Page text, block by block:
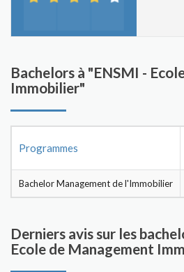
Bachelors à "ENSMI -
Immobilier"
Programmes
Bachelor Management de l'Immobilier
Derniers avis sur les
Ecole de Management